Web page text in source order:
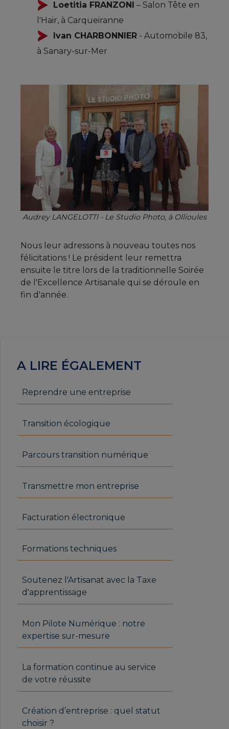
Loetitia FRANZONI
– Salon Tête en
l'Hair, à Carqueiranne
Ivan CHARBONNIER - Automobile 83,
à Sanary-sur-Mer
Audrey LANGELOTTI - Le Studio Photo, à Ollioules
Nous leur adressons à nouveau toutes nos
félicitations ! Le président leur remettra
ensuite le titre lors de la traditionnelle Soirée
de l'Excellence Artisanale qui se déroule en
fin d'année.
A LIRE ÉGALEMENT
Reprendre une entreprise
Transition écologique
Parcours transition numérique
Transmettre mon entreprise
Facturation électronique
Formations techniques
Soutenez l'Artisanat avec la Taxe
d'apprentissage
Mon Pilote Numérique : notre
expertise sur-mesure
La formation continue au service
de votre réussite
Création d’entreprise : quel statut
choisir ?